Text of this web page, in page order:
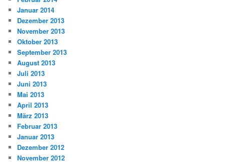
Januar 2014
Dezember 2013
November 2013
Oktober 2013
September 2013
August 2013
Juli 2013
Juni 2013
Mai 2013
April 2013
März 2013
Februar 2013
Januar 2013
Dezember 2012
November 2012